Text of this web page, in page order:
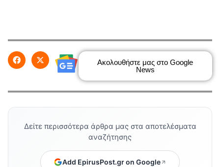
Ακολουθήστε μας στο Google
News
Δείτε περισσότερα άρθρα μας στα αποτελέσματα
αναζήτησης
Add EpirusPost.gr on Google